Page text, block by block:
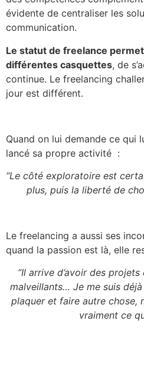
évidente de centraliser les
communication.
Le statut de freelance
différentes casquettes, de
continue. Le freelancing
jour est différent.
Quand on lui demande ce qui
lancé sa propre activité :
“Le côté exploratoire est
plus, puis la liberté de
Le freelancing a aussi ses
quand la passion est là, elle
“Il arrive d’avoir des
malveillants… Je me suis
plaquer et faire autre chose,
vraiment ce